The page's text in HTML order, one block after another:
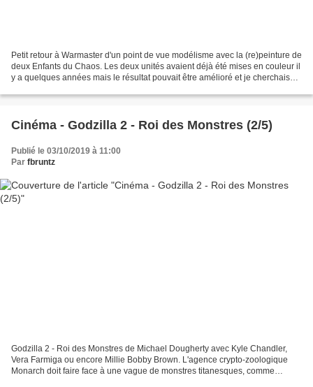
Petit retour à Warmaster d'un point de vue modélisme avec la (re)peinture de
deux Enfants du Chaos. Les deux unités avaient déjà été mises en couleur il
y a quelques années mais le résultat pouvait être amélioré et je cherchais
Cinéma - Godzilla 2 - Roi des Monstres (2/5)
Publié le 03/10/2019 à 11:00
Par fbruntz
Godzilla 2 - Roi des Monstres de Michael Dougherty avec Kyle Chandler,
Vera Farmiga ou encore Millie Bobby Brown. L'agence crypto-zoologique
Monarch doit faire face à une vague de monstres titanesques, comme